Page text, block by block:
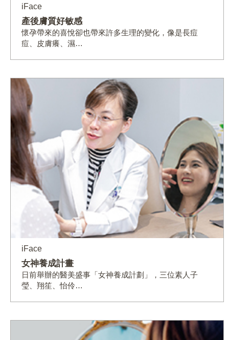
iFace
產後膚質好敏感
懷孕帶來的喜悅卻也帶來許多生理的變化，像是長痘
痘、皮膚癢、濕…
iFace
女神養成計畫
日前舉辦的醫美盛事「女神養成計劃」，三位素人子
瑩、翔笙、怡伶…